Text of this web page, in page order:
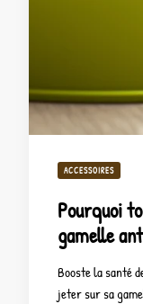
ACCESSOIRES
Pourquoi
gamelle
Booste la santé
jeter sur sa